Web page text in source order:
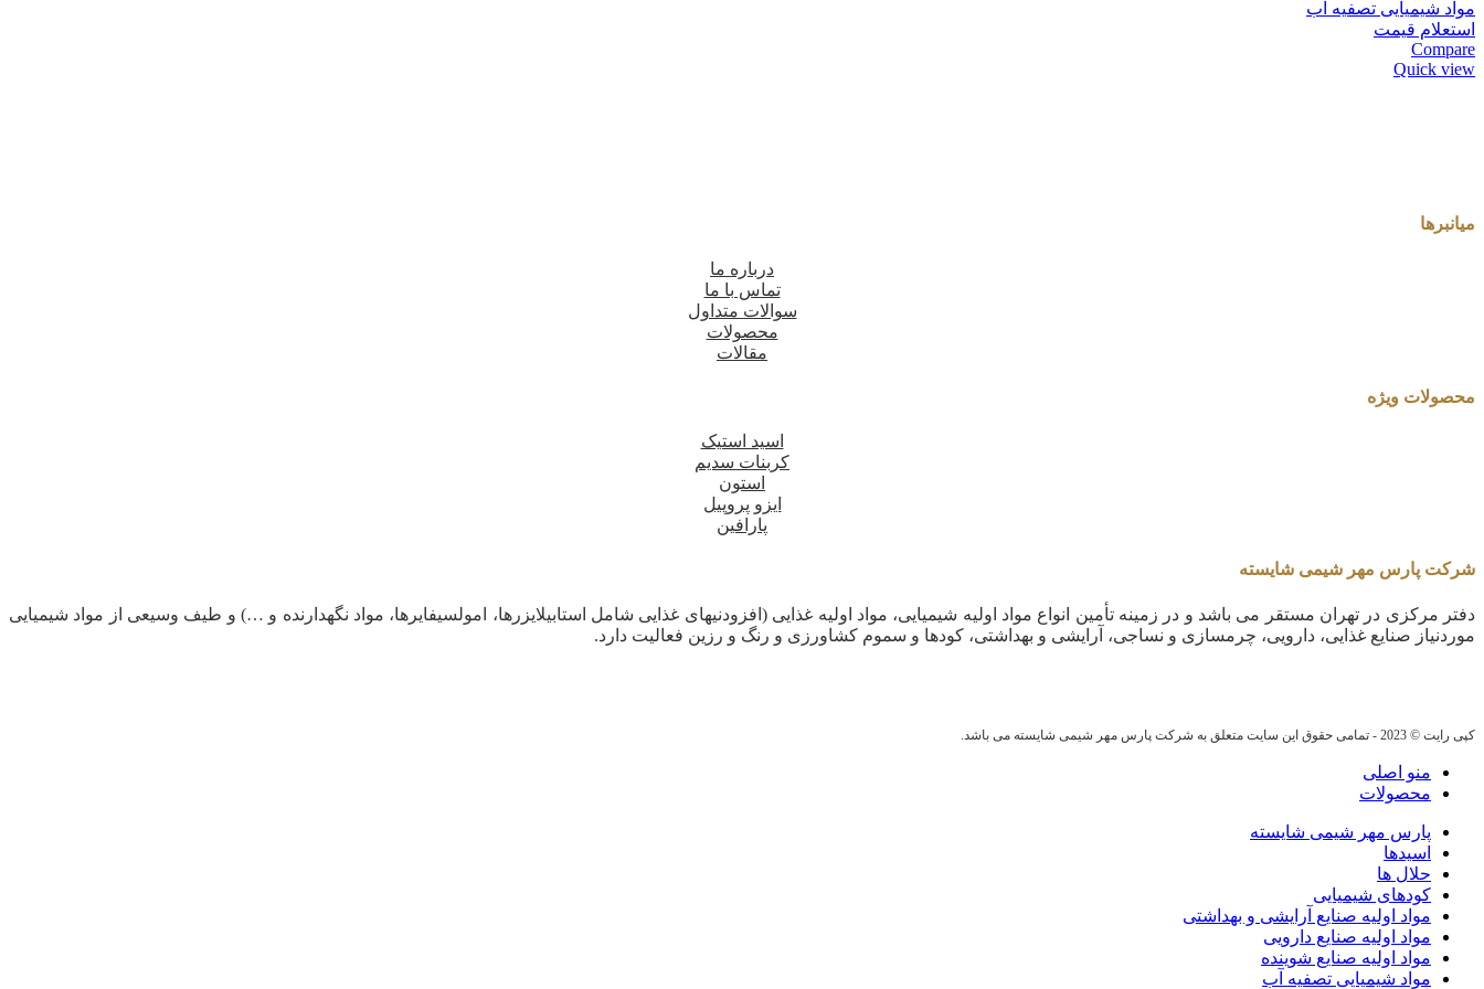
مواد شیمیایی تصفیه آب
استعلام قیمت
Compare
Quick view
میانبرها
درباره ما
تماس با ما
سوالات متداول
محصولات
مقالات
محصولات ویژه
اسید استیک
کربنات سدیم
استون
ایزو پروپیل
پارافین
شرکت پارس مهر شیمی شایسته
دفتر مرکزی در تهران مستقر می باشد و در زمینه تأمین انواع مواد اولیه شیمیایی، مواد اولیه غذایی (افزودنیهای غذایی شامل استابیلایزرها، امولسیفایرها، مواد نگهدارنده و …) و طیف وسیعی از مواد شیمیایی
موردنیاز صنایع غذایی، دارویی، چرمسازی و نساجی، آرایشی و بهداشتی، کودها و سموم کشاورزی و رنگ و رزین فعالیت دارد.
کپی رایت © 2023 - تمامی حقوق این سایت متعلق به شرکت پارس مهر شیمی شایسته می باشد.
منو اصلی
محصولات
پارس مهر شیمی شایسته
اسیدها
حلال ها
کودهای شیمیایی
مواد اولیه صنایع آرایشی و بهداشتی
مواد اولیه صنایع دارویی
مواد اولیه صنایع شوینده
مواد شیمیایی تصفیه آب